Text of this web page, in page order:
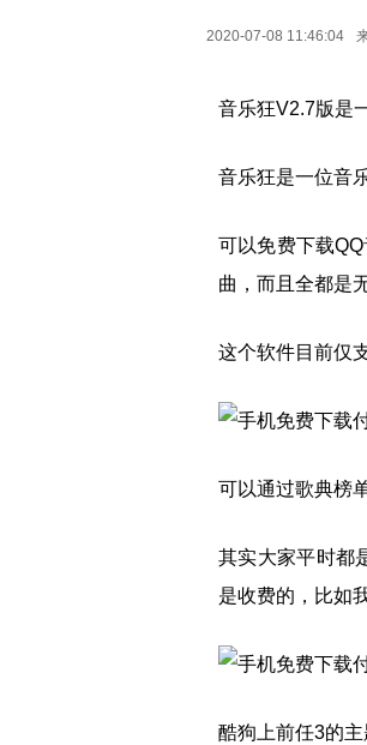
2020-07-08 11:46:04
音乐狂V2.7版是
音乐狂是一位音
可以免费下载
曲，而且全都是
这个软件目前仅
可以通过歌典榜
其实大家平时都
是收费的，比如
酷狗上前任3的